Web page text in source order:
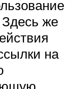
Здесь же
на